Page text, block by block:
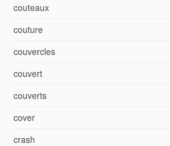
couteaux
couture
couvercles
couvert
couverts
cover
crash